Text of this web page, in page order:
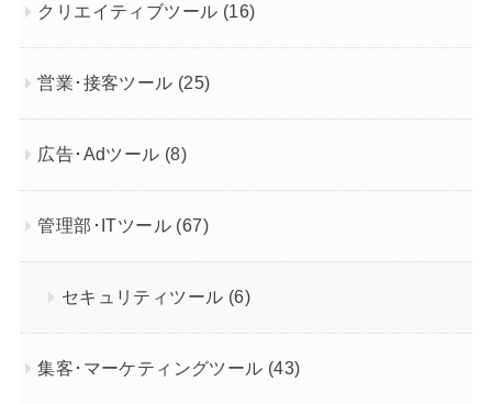
クリエイティブツール (16)
営業･接客ツール (25)
広告･Adツール (8)
管理部･ITツール (67)
セキュリティツール (6)
集客･マーケティングツール (43)